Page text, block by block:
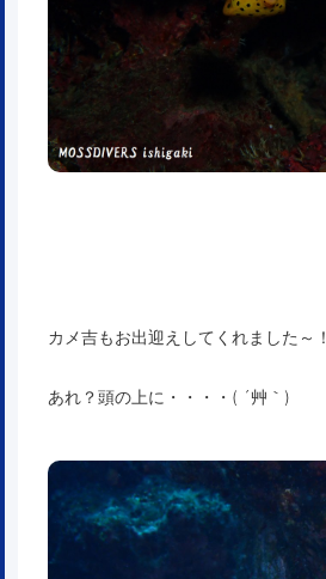
カメ吉もお出迎えしてくれました～！
あれ？頭の上に・・・・( ´艸｀)